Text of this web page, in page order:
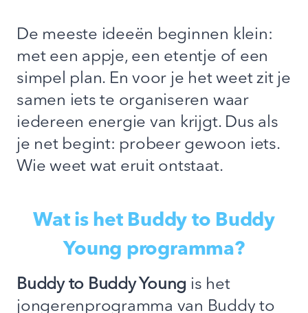
De meeste ideeën beginnen klein:
met een appje, een etentje of een
simpel plan. En voor je het weet zit je
samen iets te organiseren waar
iedereen energie van krijgt. Dus als
je net begint: probeer gewoon iets.
Wie weet wat eruit ontstaat.
Wat is het Buddy to Buddy
Young programma?
Buddy to Buddy Young is het
jongerenprogramma van Buddy to